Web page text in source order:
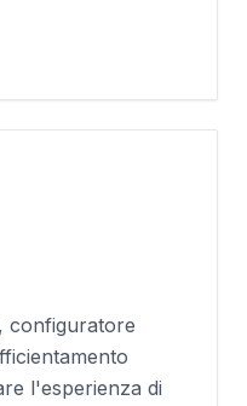
configuratore
l'esperienza di